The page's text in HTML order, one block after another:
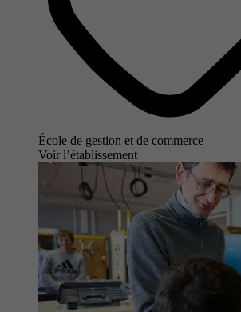
École de gestion et de commerce
Voir l’établissement